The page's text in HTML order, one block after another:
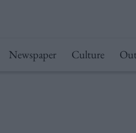
Newspaper Culture